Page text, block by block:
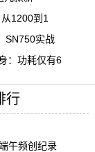
1200到1
SN750实战
：功耗仅有6
行
午频创纪录